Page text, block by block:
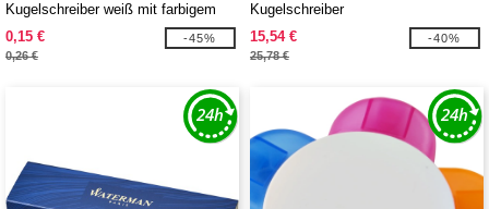
Kugelschreiber weiß mit farbigem
Griff
0,15 €
0,26 €
-45%
Kugelschreiber
15,54 €
25,78 €
-40%